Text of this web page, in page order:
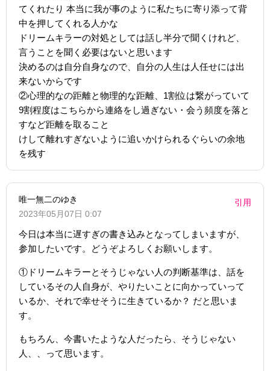
てくれたり 本当に我が事のように私たちに寄り添って背
中を押してくれる人かな
ドリームキラーの対処としては話し半分で聞くけれど、
言うことを聞く必要はないと思います
決めるのは自分自身なので、自分の人生は人任せには出
来ないからです
②心理的なの距離と物理的な距離、1割位は繋がっていて
9割程度はこちらから連絡をし過ぎない・会う頻度を落と
すなど距離を取ること
けして離れすぎないように追いかけられるぐらいの余地
を残す
唯一無二のゆき
2023年05月07日 0:07
引用
今日は本当に遅すぎの書き込みとなってしまいますが、
参加したいです。どうぞよろしくお願いします。
①ドリームキラーとそうじゃない人の判断基準は、話を
しているその人自身が、やりたいことに向かっていって
いるか、それで幸せそうに生きているか？ だと思いま
す。
もちろん、今書いたような人だったら、そうじゃない
人、、って思います。